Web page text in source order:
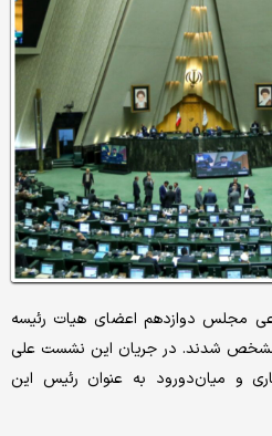
مجلس دوازدهم اعضای هیات رئیسه
مشخص شدند. در جریان این نشست علی
و میان‌دورود به عنوان رئیس این